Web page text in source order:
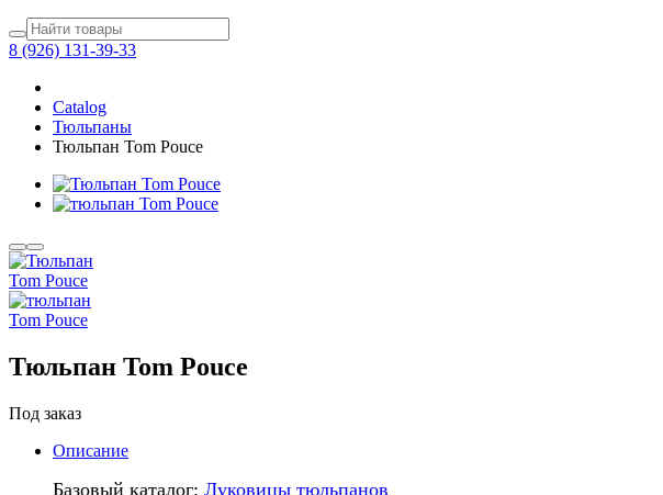
8 (926) 131-39-33
Catalog
Тюльпаны
Тюльпан Tom Pouce
Тюльпан Tom Pouce
Под заказ
Описание
Базовый каталог: Луковицы тюльпанов